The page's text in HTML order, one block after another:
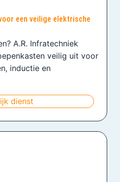
een veilige elektrische
A.R. Infratechniek
veilig uit voor
inductie en
dienst